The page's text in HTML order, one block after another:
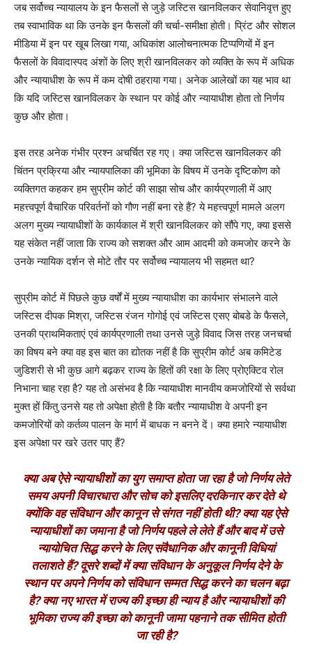
जब सर्वोच्च न्यायालय के इन फैसलों से जुड़े जस्टिस खानविलकर सेवानिवृत्त हुए
तब स्वाभाविक था कि उनके इन फैसलों की चर्चा-समीक्षा होती। प्रिंट और सोशल
मीडिया में इन पर खूब लिखा गया, अधिकांश आलोचनात्मक टिप्पणियों में इन
फैसलों के विवादास्पद अंशों के लिए श्री खानविलकर को व्यक्ति के रूप में अधिक
और न्यायाधीश के रूप में कम दोषी ठहराया गया। अनेक आलेखों का यह भाव था
कि यदि जस्टिस खानविलकर के स्थान पर कोई और न्यायाधीश होता तो निर्णय
कुछ और होता।
इस तरह अनेक गंभीर प्रश्न अचर्चित रह गए। क्या जस्टिस खानविलकर की
चिंतन प्रक्रिया और न्यायपालिका की भूमिका के विषय में उनके दृष्टिकोण को
व्यक्तिगत कहकर हम सुप्रीम कोर्ट की साझा सोच और कार्यप्रणाली में आए
महत्त्वपूर्ण वैचारिक परिवर्तनों को गौण नहीं बना रहे हैं? ये महत्त्वपूर्ण मामले अलग
अलग मुख्य न्यायाधीशों के कार्यकाल में श्री खानविलकर को सौंपे गए, क्या इससे
यह संकेत नहीं जाता कि राज्य को सशक्त और आम आदमी को कमजोर करने के
उनके न्यायिक दर्शन से मोटे तौर पर सर्वोच्च न्यायालय भी सहमत था?
सुप्रीम कोर्ट में पिछले कुछ वर्षों में मुख्य न्यायाधीश का कार्यभार संभालने वाले
जस्टिस दीपक मिश्रा, जस्टिस रंजन गोगोई एवं जस्टिस एसए बोबडे के फैसले,
उनकी प्राथमिकताएं एवं कार्यप्रणाली तथा उनसे जुड़े विवाद जिस तरह जनचर्चा
का विषय बने क्या वह इस बात का द्योतक नहीं है कि सुप्रीम कोर्ट अब कमिटेड
जुडिशरी से भी कुछ आगे बढ़कर राज्य के हितों की रक्षा के लिए प्रोएक्टिव रोल
निभाना चाह रहा है? यह तो असंभव है कि न्यायाधीश मानवीय कमजोरियों से सर्वथा
मुक्त हों किंतु उनसे यह तो अपेक्षा होती है कि बतौर न्यायाधीश वे अपनी इन
कमजोरियों को कर्तव्य पालन के मार्ग में बाधक न बनने दें। क्या हमारे न्यायाधीश
इस अपेक्षा पर खरे उतर पाए हैं?
क्या अब ऐसे न्यायाधीशों का युग समाप्त होता जा रहा है जो निर्णय लेते
समय अपनी विचारधारा और सोच को इसलिए दरकिनार कर देते थे
क्योंकि वह संविधान और कानून से संगत नहीं होती थी? क्या यह ऐसे
न्यायाधीशों का जमाना है जो निर्णय पहले ले लेते हैं और बाद में उसे
न्यायोचित सिद्ध करने के लिए संवैधानिक और कानूनी विधियां
तलाशते हैं? दूसरे शब्दों में क्या संविधान के अनुकूल निर्णय देने के
स्थान पर अपने निर्णय को संविधान सम्मत सिद्ध करने का चलन बढ़ा
है? क्या नए भारत में राज्य की इच्छा ही न्याय है और न्यायाधीशों की
भूमिका राज्य की इच्छा को कानूनी जामा पहनाने तक सीमित होती
जा रही है?